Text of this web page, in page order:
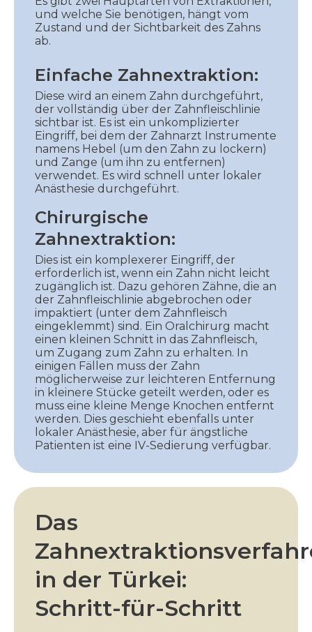
und welche Sie benötigen, hängt vom
Zustand und der Sichtbarkeit des Zahns
ab.
Einfache Zahnextraktion:
Diese wird an einem Zahn durchgeführt,
der vollständig über der Zahnfleischlinie
sichtbar ist. Es ist ein unkomplizierter
Eingriff, bei dem der Zahnarzt Instrumente
namens Hebel (um den Zahn zu lockern)
und Zange (um ihn zu entfernen)
verwendet. Es wird schnell unter lokaler
Anästhesie durchgeführt.
Chirurgische
Zahnextraktion:
Dies ist ein komplexerer Eingriff, der
erforderlich ist, wenn ein Zahn nicht leicht
zugänglich ist. Dazu gehören Zähne, die an
der Zahnfleischlinie abgebrochen oder
impaktiert (unter dem Zahnfleisch
eingeklemmt) sind. Ein Oralchirurg macht
einen kleinen Schnitt in das Zahnfleisch,
um Zugang zum Zahn zu erhalten. In
einigen Fällen muss der Zahn
möglicherweise zur leichteren Entfernung
in kleinere Stücke geteilt werden, oder es
muss eine kleine Menge Knochen entfernt
werden. Dies geschieht ebenfalls unter
lokaler Anästhesie, aber für ängstliche
Patienten ist eine IV-Sedierung verfügbar.
Das
in der Türkei:
Schritt-für-Schritt